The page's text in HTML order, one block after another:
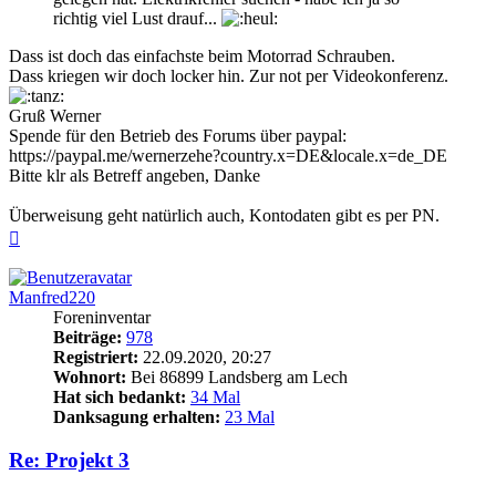
richtig viel Lust drauf...
Dass ist doch das einfachste beim Motorrad Schrauben.
Dass kriegen wir doch locker hin. Zur not per Videokonferenz.
Gruß Werner
Spende für den Betrieb des Forums über paypal:
https://paypal.me/wernerzehe?country.x=DE&locale.x=de_DE
Bitte klr als Betreff angeben, Danke
Überweisung geht natürlich auch, Kontodaten gibt es per PN.
Manfred220
Foreninventar
Beiträge: 978
Registriert: 22.09.2020, 20:27
Wohnort: Bei 86899 Landsberg am Lech
Hat sich bedankt: 34 Mal
Danksagung erhalten: 23 Mal
Re: Projekt 3